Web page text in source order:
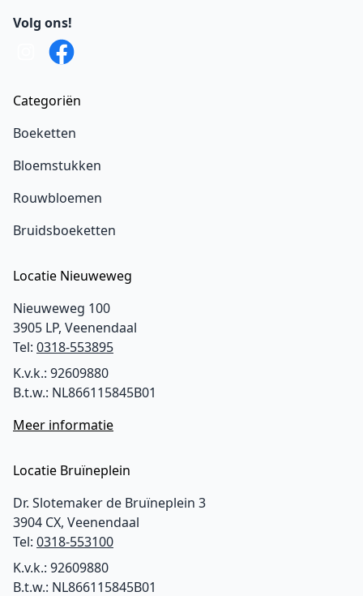
Volg ons!
Categoriën
Boeketten
Bloemstukken
Rouwbloemen
Bruidsboeketten
Locatie Nieuweweg
Nieuweweg 100
3905 LP, Veenendaal
Tel: 0318-553895
K.v.k.: 92609880
B.t.w.: NL866115845B01
Meer informatie
Locatie Bruïneplein
Dr. Slotemaker de Bruïneplein 3
3904 CX, Veenendaal
Tel: 0318-553100
K.v.k.: 92609880
B.t.w.: NL866115845B01